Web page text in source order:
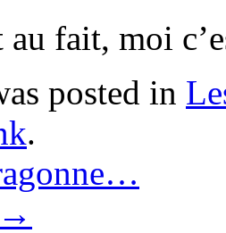
au fait, moi
posted in
.
→